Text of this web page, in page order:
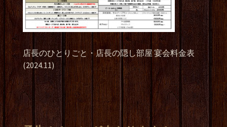
店長のひとりごと・店長の隠し部屋 宴会料金表
(2024.11)